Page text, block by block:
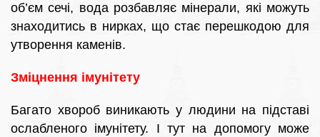
об’єм сечі, вода розбавляє мінерали, які можуть
знаходитись в нирках, що стає перешкодою для
утворення каменів.
Зміцнення імунітету
Багато хвороб виникають у людини на підставі
ослабленого імунітету. І тут на допомогу може